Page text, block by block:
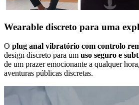
Wearable discreto para uma
O plug anal vibratório com controlo
design discreto para um uso seguro e
de um prazer emocionante a qualquer
aventuras públicas discretas.